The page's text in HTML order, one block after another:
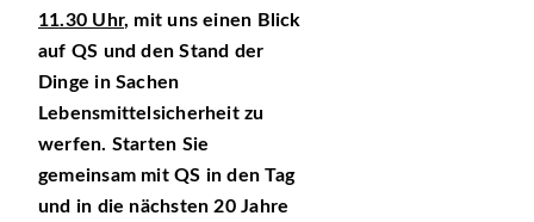
11.30 Uhr, mit uns einen Blick
auf QS und den Stand der
Dinge in Sachen
Lebensmittelsicherheit zu
werfen. Starten Sie
gemeinsam mit QS in den Tag
und in die nächsten 20 Jahre